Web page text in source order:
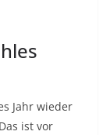
Jahr wieder
ist vor